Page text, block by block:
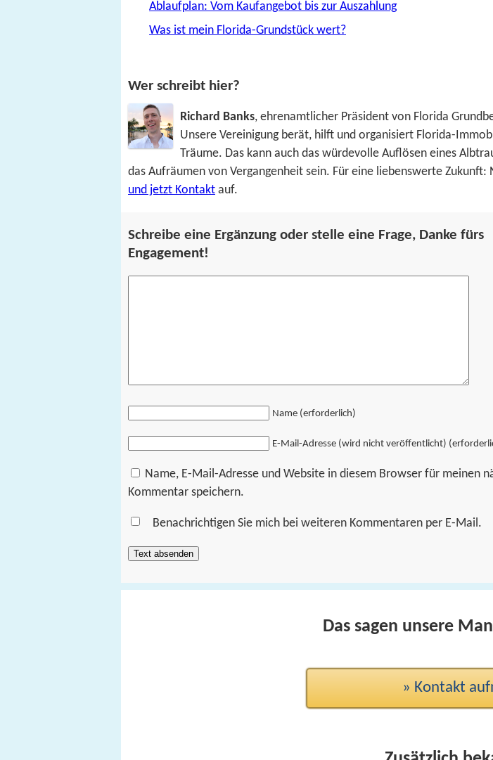
Ablaufplan: Vom Kaufangebot bis zur Auszahlung
Was ist mein Florida-Grundstück wert?
Wer schreibt hier?
Richard Banks, ehrenamtlicher Präsident von Florida
Unsere Vereinigung berät, hilft und organisiert Florida-
Träume. Das kann auch das würdevolle Auflösen eines
das Aufräumen von Vergangenheit sein. Für eine liebenswerte Zukunft:
und jetzt Kontakt auf.
Schreibe eine Ergänzung oder stelle eine Frage, Danke fürs
Engagement!
Name (erforderlich)
E-Mail-Adresse (wird nicht veröffentlicht)
Name, E-Mail-Adresse und Website in diesem Browser für meinen
Kommentar speichern.
Benachrichtigen Sie mich bei weiteren Kommentaren per E-Mail.
Das sagen unsere
» Kontakt